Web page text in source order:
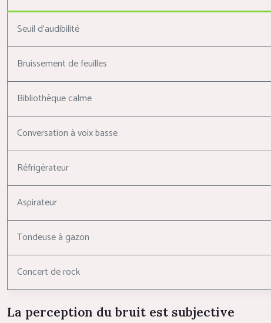
Seuil d’audibilité
Bruissement de feuilles
Bibliothèque calme
Conversation à voix basse
Réfrigérateur
Aspirateur
Tondeuse à gazon
Concert de rock
La perception du bruit est subjective